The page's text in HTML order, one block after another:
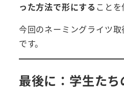
った方法で形にする ことを
今回のネーミングライツ
です。
最後に：学生た